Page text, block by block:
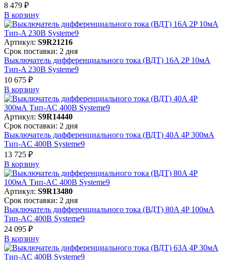
8 479 ₽
В корзинy
Артикул: S9R21216
Срок поставки: 2 дня
Выключатель дифференциального тока (ВДТ) 16A 2P 10мА
Тип-A 230В Systeme9
10 675 ₽
В корзинy
Артикул: S9R14440
Срок поставки: 2 дня
Выключатель дифференциального тока (ВДТ) 40A 4P 300мА
Тип-AC 400В Systeme9
13 725 ₽
В корзинy
Артикул: S9R13480
Срок поставки: 2 дня
Выключатель дифференциального тока (ВДТ) 80A 4P 100мА
Тип-AC 400В Systeme9
24 095 ₽
В корзинy